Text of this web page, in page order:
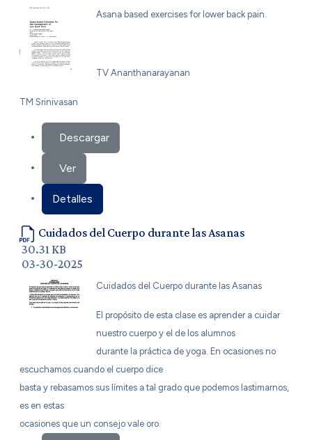
Asana based exercises for lower back pain.
TV Ananthanarayanan
TM Srinivasan
Descargar
Ver
Detalles
Cuidados del Cuerpo durante las Asanas
30.31 KB
03-30-2025
Cuidados del Cuerpo durante las Asanas
El propósito de esta clase es aprender a cuidar
nuestro cuerpo y el de los alumnos
durante la práctica de yoga. En ocasiones no
escuchamos cuando el cuerpo dice
basta y rebasamos sus límites a tal grado que podemos lastimarnos,
es en estas
ocasiones que un consejo vale oro.